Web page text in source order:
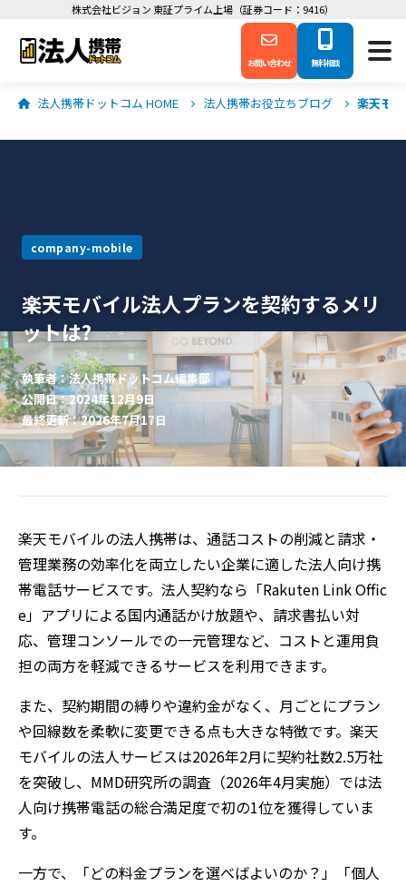
株式会社ビジョン 東証プライム上場（証券コード：9416）
お問い合わせ 無料相談
法人携帯ドットコム HOME 法人携帯お役立ちブログ 楽天モ
company-mobile
楽天モバイル法人プランを契約するメリ
ットは?
執筆者：法人携帯ドットコム編集部
公開日：2024年12月9日
最終更新：2026年7月17日
楽天モバイルの法人携帯は、通話コストの削減と請求・
管理業務の効率化を両立したい企業に適した法人向け携
帯電話サービスです。法人契約なら「Rakuten Link Offic
e」アプリによる国内通話かけ放題や、請求書払い対
応、管理コンソールでの一元管理など、コストと運用負
担の両方を軽減できるサービスを利用できます。
また、契約期間の縛りや違約金がなく、月ごとにプラン
や回線数を柔軟に変更できる点も大きな特徴です。楽天
モバイルの法人サービスは2026年2月に契約社数2.5万社
を突破し、MMD研究所の調査（2026年4月実施）では法
人向け携帯電話の総合満足度で初の1位を獲得していま
す。
一方で、「どの料金プランを選べばよいのか？」「個人